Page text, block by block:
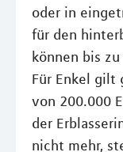
oder in
für den
können bis
Für Enkel gilt
von 200.000
der
nicht mehr,